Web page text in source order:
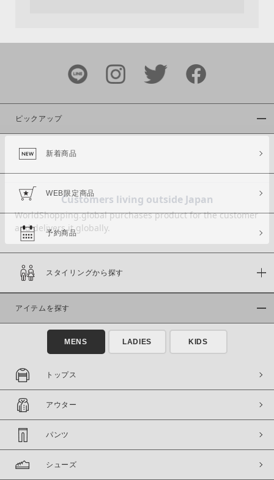
ブランド
カラー
商品タイプ
通常商品
セール価格 WEB限定
在庫
在庫あり
ピックアップ
新着商品
WEB限定商品
予約商品
スタイリングから探す
アイテムを探す
MENS LADIES KIDS
トップス
アウター
パンツ
シューズ